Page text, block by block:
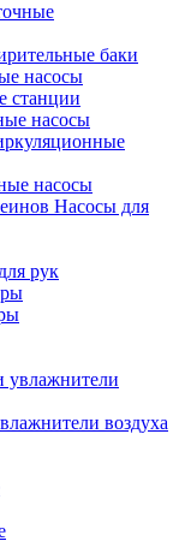
баки
насосы
станции
насосы
насосы
Насосы для
рук
воздуха